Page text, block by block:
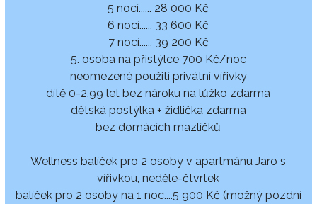
5 nocí...... 28 000 Kč
6 nocí...... 33 600 Kč
7 nocí...... 39 200 Kč
5. osoba na přistýlce 700 Kč/noc
neomezené použití privátní vířivky
dítě 0-2,99 let bez nároku na lůžko zdarma
dětská postýlka + židlička zdarma
bez domácích mazlíčků
Wellness balíček pro 2 osoby v apartmánu Jaro s
vířivkou, neděle-čtvrtek
balíček pro 2 osoby na 1 noc....5 900 Kč (možný pozdní